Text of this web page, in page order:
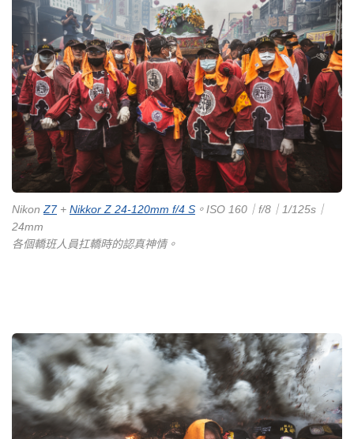
Nikon Z7+ Nikkor Z 24-120mm f/4 S 。ISO 160｜f/8｜1/125s｜
24mm
各個轎班人員扛轎時的認真神情。